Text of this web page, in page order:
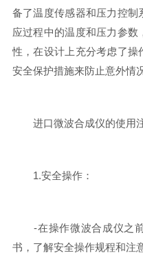
备了温度传感器和压力控制
应过程中的温度和压力参数
性，在设计上充分考虑了操
安全保护措施来防止意外情
进口微波合成仪的使用注
1.安全操作：
-在操作微波合成仪之前
书，了解安全操作规程和注